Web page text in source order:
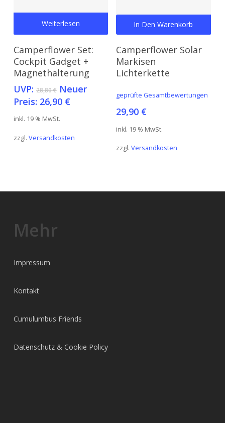
Weiterlesen
Camperflower Set:
Cockpit Gadget +
Magnethalterung
UVP: 28,80€ Ursprünglicher
Preis
28,80 €
Neuer
Preis: 26,90 €Aktueller
26,90 €.
inkl. 19 % MwSt.
zzgl. Versandkosten
In Den Warenkorb
Camperflower Solar
Markisen
Lichterkette
geprüfte Gesamtbewertungen
29,90 €
inkl. 19 % MwSt.
zzgl.Versandkosten
Mehr
Impressum
Kontakt
Cumulumbus Friends
Datenschutz & Cookie Policy